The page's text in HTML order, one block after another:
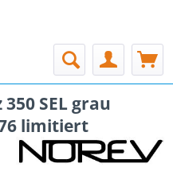
SEL grau
limitiert